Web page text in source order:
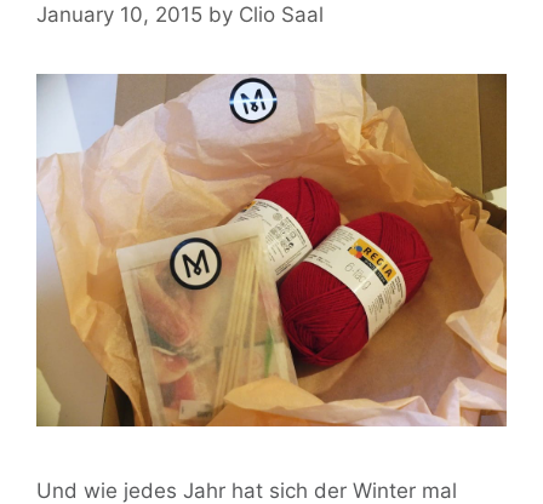
January 10, 2015 by Clio Saal
Und wie jedes Jahr hat sich der Winter mal